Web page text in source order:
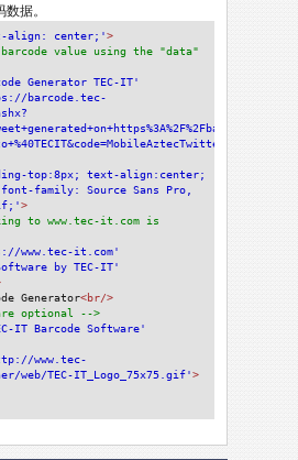
据。
align: center;'>
value using the "data"
Generator TEC-IT'
barcode.tec-
top:8px; text-align:center;
family: Source Sans Pro,
>
to www.tec-it.com is
www.tec-it.com'
by TEC-IT'
Generator<br/>
optional -->
IT Barcode Software'
www.tec-
web/TEC-IT_Logo_75x75.gif'>